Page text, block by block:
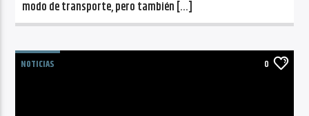
modo de transporte, pero también […]
NOTICIAS 0